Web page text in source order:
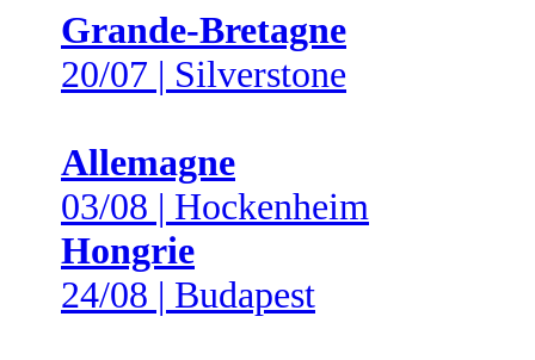
Grande-Bretagne
20/07 | Silverstone
Allemagne
03/08 | Hockenheim
Hongrie
24/08 | Budapest